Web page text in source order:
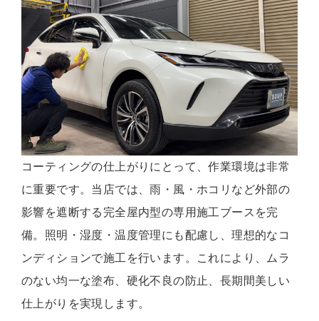
コーティングの仕上がりにとって、作業環境は非常
に重要です。当店では、雨・風・ホコリなど外部の
影響を遮断する完全屋内型の専用施工ブースを完
備。照明・湿度・温度管理にも配慮し、理想的なコ
ンディションで施工を行います。これにより、ムラ
のない均一な塗布、硬化不良の防止、長期間美しい
仕上がりを実現します。